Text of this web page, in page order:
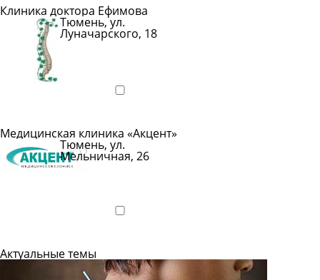
Клиника доктора Ефимова
Тюмень, ул.
Луначарского, 18
Медицинская клиника «Акцент»
Тюмень, ул.
Мельничная, 26
Актуальные темы